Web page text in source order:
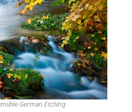
German Etching